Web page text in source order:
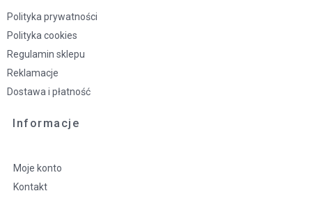
Polityka prywatności
Polityka cookies
Regulamin sklepu
Reklamacje
Dostawa i płatność
Informacje
Moje konto
Kontakt